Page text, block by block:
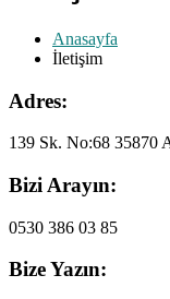
Anasayfa
İletişim
Adres:
139 Sk. No:68 35870
Bizi Arayın:
0530 386 03 85
Bize Yazın: